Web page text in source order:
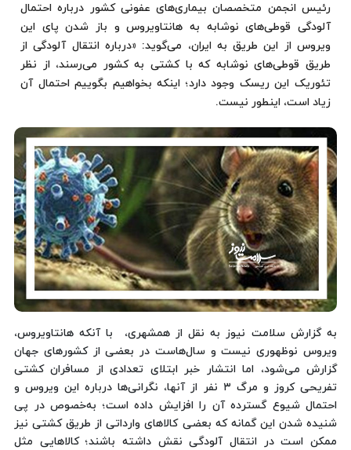
رئیس انجمن متخصصان بیماری‌های عفونی کشور درباره احتمال
آلودگی قوطی‌های نوشابه به هانتاویروس و باز شدن پای این
ویروس از این طریق به ایران، می‌گوید: «درباره انتقال آلودگی از
طریق قوطی‌های نوشابه که با کشتی به کشور می‌رسند، از نظر
تئوریک این ریسک وجود دارد؛ اینکه بخواهیم بگوییم احتمال آن
زیاد است، اینطور نیست.
به گزارش سلامت نیوز به نقل از همشهری، با آنکه هانتاویروس،
ویروس نوظهوری نیست و سال‌هاست در بعضی از کشورهای جهان
گزارش می‌شود، اما انتشار خبر ابتلای تعدادی از مسافران کشتی
تفریحی کروز و مرگ ۳ نفر از آنها، نگرانی‌ها درباره این ویروس و
احتمال شیوع گسترده آن را افزایش داده است؛ به‌خصوص در پی
شنیده شدن این گمانه که بعضی کالاهای وارداتی از طریق کشتی نیز
ممکن است در انتقال آلودگی نقش داشته باشند؛ کالاهایی مثل